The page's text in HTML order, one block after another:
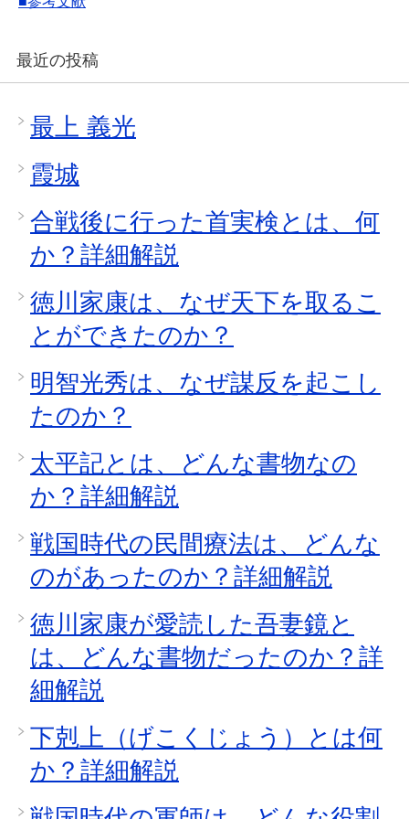
最近の投稿
最上 義光
霞城
合戦後に行った首実検とは、何
か？詳細解説
徳川家康は、なぜ天下を取るこ
とができたのか？
明智光秀は、なぜ謀反を起こし
たのか？
太平記とは、どんな書物なの
か？詳細解説
戦国時代の民間療法は、どんな
のがあったのか？詳細解説
徳川家康が愛読した吾妻鏡と
は、どんな書物だったのか？詳
細解説
下剋上（げこくじょう）とは何
か？詳細解説